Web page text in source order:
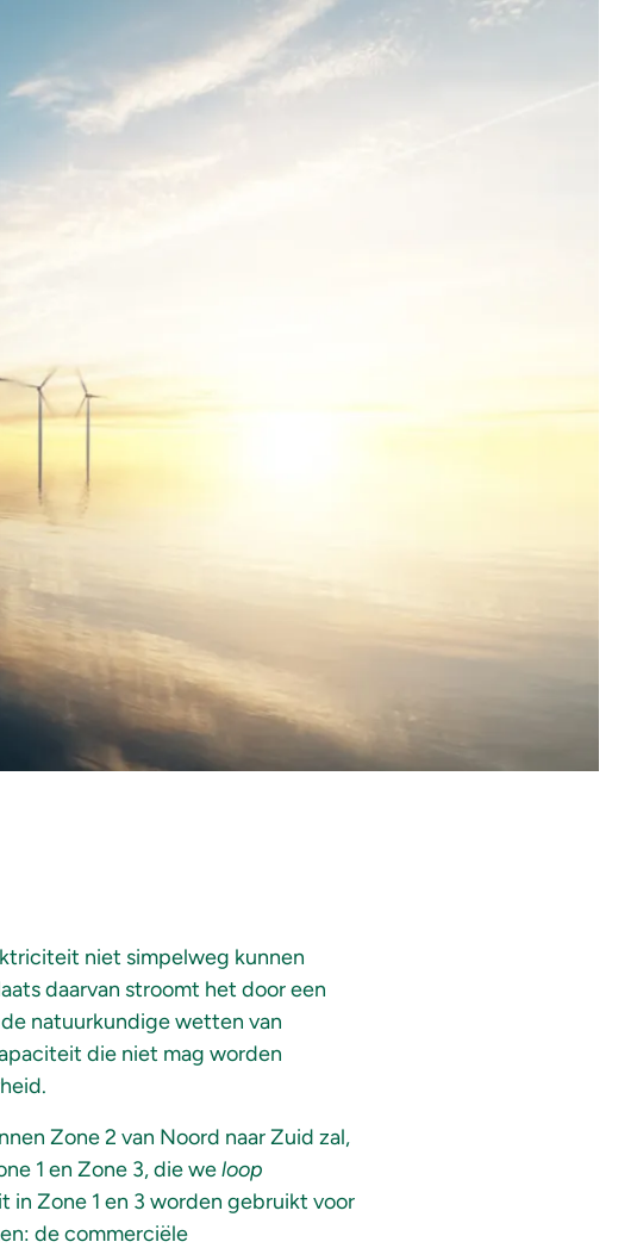
niet simpelweg kunnen
daarvan stroomt het door een
natuurkundige wetten van
die niet mag worden
Zone 2 van Noord naar Zuid zal,
1 en Zone 3, die weloop
in Zone 1 en 3 worden gebruikt voor
de commerciële